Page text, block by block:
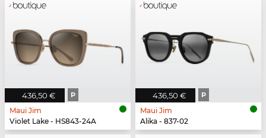
436,50 € P
Maui Jim
Violet Lake - HS843-24A
436,50 € P
Maui Jim
Alika - 837-02